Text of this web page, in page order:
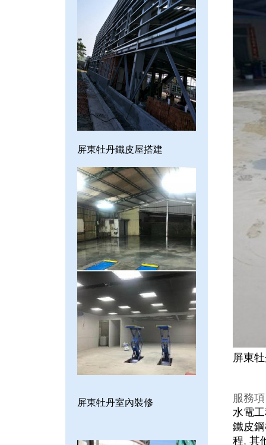
屏東牡丹鐵皮屋搭建
屏東牡丹室內裝修
屏東
服務
水電
鐵皮
程, 其